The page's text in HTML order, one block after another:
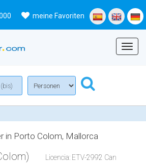
meine Favoriten
Menu
in Porto Colom, Mallorca
Licencia: ETV-2992 Can